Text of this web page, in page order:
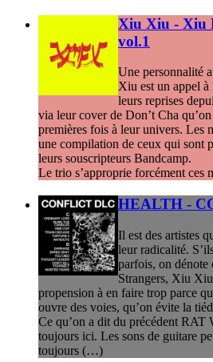
Xiu Xiu - Xiu
vol.1
Une personnalité
Xiu est un appel à
leurs reprises
via leur cover de Don’t Cha
premières fois à leur univers. Les
une compilation de ceux qui sont
leurs souscripteurs Bandcamp.
Le trio s’approprie forcément
HEALTH -
Il est des artistes
leur radicalité.
parfois, on
Strangers, Xiu
propension à en faire trop parce
ouvre des voies, qu’on évite la
Ce qu’on a dit du précédent RAT
toujours ici. Les sons de guitare
toujours (…)